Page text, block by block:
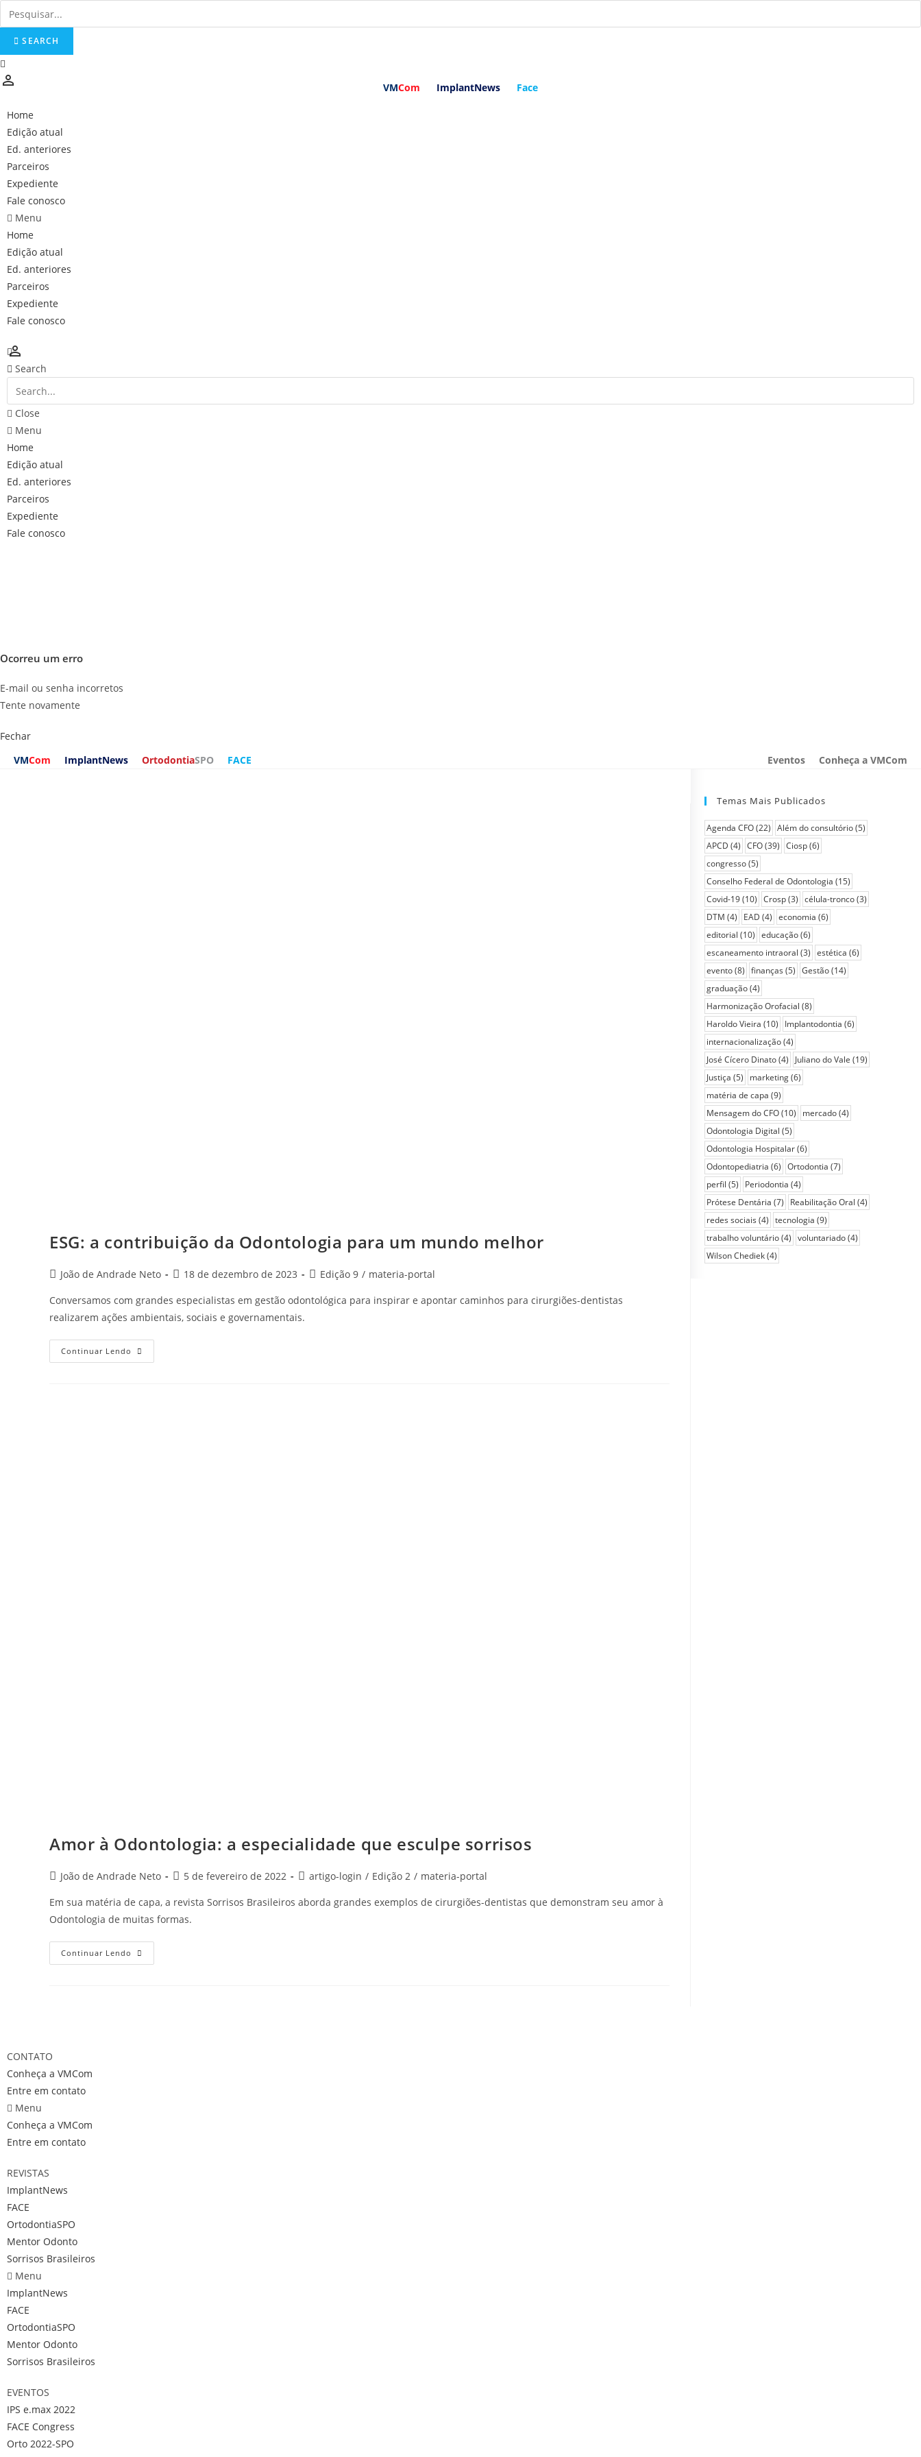
Skip
to
contentSEARCH
person_outline VMCom ImplantNews Face
Home
Edição atual
Ed. anteriores
Parceiros
Expediente
Fale conosco
Menu
Home
Edição atual
Ed. anteriores
Parceiros
Expediente
Fale conosco
person_outline
Search
Close
Menu
Home
Edição atual
Ed. anteriores
Parceiros
Expediente
Fale conosco
Ocorreu um erro
E-mail ou senha incorretos
Tente novamente
Fechar
VMCom ImplantNews OrtodontiaSPO FACE Eventos Conheça a VMCom
ESG: a contribuição da Odontologia para um mundo melhor
PostJoão de Andrade Neto
Post18 de dezembro de 2023
PostEdição 9 / materia-portal
Conversamos com grandes especialistas em gestão odontológica para inspirar e apontar caminhos para cirurgiões-dentistas
realizarem ações ambientais, sociais e governamentais.
Continuar Lendo
a
Amor à Odontologia: a especialidade que esculpe sorrisos
PostJoão de Andrade Neto
Post5 de fevereiro de 2022
Postartigo-login / Edição 2 / materia-portal
Em sua matéria de capa, a revista Sorrisos Brasileiros aborda grandes exemplos de cirurgiões-dentistas que demonstram seu amor à
Odontologia de muitas formas.
Continuar Lendo
à
Temas Mais Publicados
Agenda CFO(22) Além do consultório(5)
APCD (4) CFO(39) Ciosp(6)
congresso(5)
Conselho Federal de Odontologia (15)
Covid-19(10) Crosp(3) célula-tronco(3)
DTM (4) EAD (4) economia (6)
editorial (10) educação(6)
escaneamento intraoral (3) estética (6)
evento(8) finanças (5) Gestão(14)
graduação(4)
Harmonização Orofacial (8)
Haroldo Vieira (10) Implantodontia (6)
internacionalização(4)
José Cícero Dinato(4) Juliano do Vale (19)
Justiça (5) marketing(6)
matéria de capa (9)
Mensagem do CFO(10) mercado(4)
Odontologia Digital (5)
Odontologia Hospitalar(6)
Odontopediatria (6) Ortodontia (7)
perfil (5) Periodontia (4)
Prótese Dentária (7) Reabilitação Oral (4)
redes sociais (4) tecnologia (9)
trabalho voluntário(4) voluntariado(4)
Wilson Chediek(4)
CONTATO
Conheça a VMCom
Entre em contato
Menu
Conheça a VMCom
Entre em contato
REVISTAS
ImplantNews
FACE
OrtodontiaSPO
Mentor Odonto
Sorrisos Brasileiros
Menu
ImplantNews
FACE
OrtodontiaSPO
Mentor Odonto
Sorrisos Brasileiros
EVENTOS
IPS e.max 2022
FACE Congress
Orto 2022-SPO